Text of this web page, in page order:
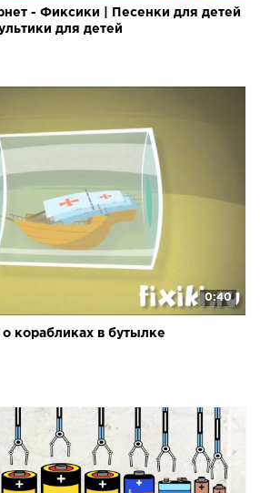
- Фиксики | Песенки для детей
для детей
0:40
корабликах в бутылке